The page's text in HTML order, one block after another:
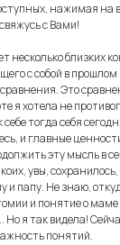
нажимая
с Вами!
несколько близких
с собой в
Это
я хотела не
себе тогда себя
и главные
эту мысль в
увы,
и папу. Не знаю,
и понятие о маме
Но я так видела!
понятий.